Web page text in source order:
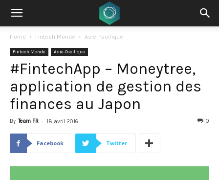
Home Fintech Monde Asie-Pacifique
Fintech Monde Asie-Pacifique
#FintechApp – Moneytree,
application de gestion des
finances au Japon
By Team FR - 18 avril 2016 0
Facebook Twitter